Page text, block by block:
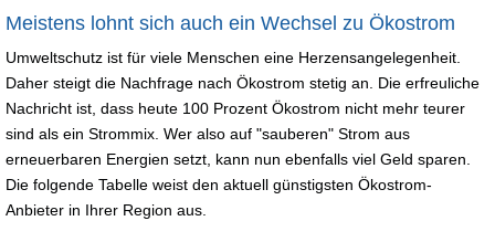
Meistens lohnt sich auch ein Wechsel zu Ökostrom
Umweltschutz ist für viele Menschen eine Herzensangelegenheit.
Daher steigt die Nachfrage nach Ökostrom stetig an. Die erfreuliche
Nachricht ist, dass heute 100 Prozent Ökostrom nicht mehr teurer
sind als ein Strommix. Wer also auf "sauberen" Strom aus
erneuerbaren Energien setzt, kann nun ebenfalls viel Geld sparen.
Die folgende Tabelle weist den aktuell günstigsten Ökostrom-
Anbieter in Ihrer Region aus.